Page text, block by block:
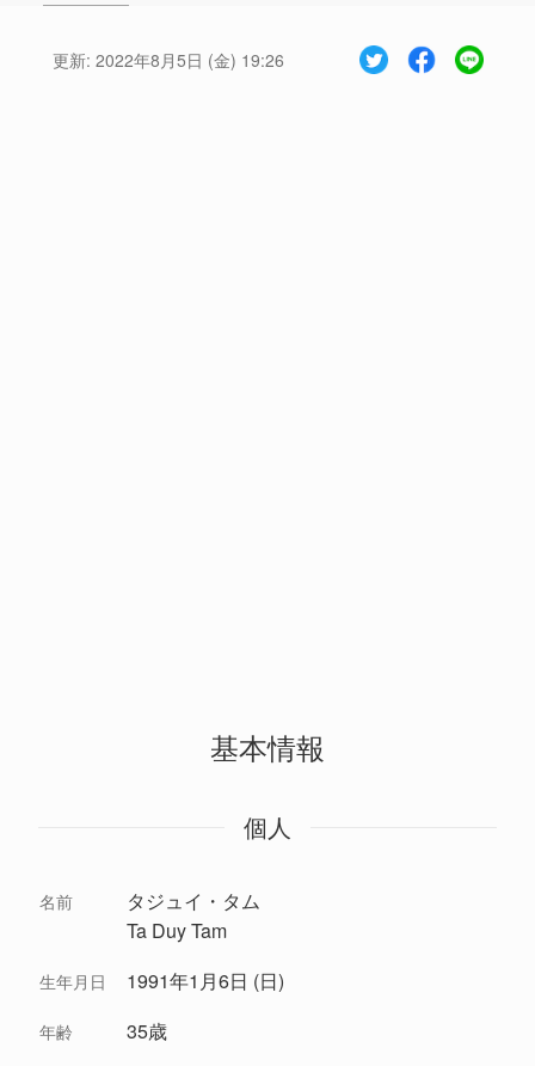
更新: 2022年8月5日 (金) 19:26
基本情報
個人
名前
タジュイ・タム
Ta Duy Tam
生年月日 1991年1月6日 (日)
年齢 35歳